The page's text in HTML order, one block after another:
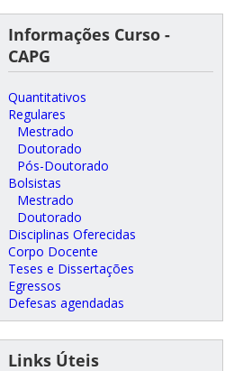
Informações Curso -
CAPG
Quantitativos
Regulares
Mestrado
Doutorado
Pós-Doutorado
Bolsistas
Mestrado
Doutorado
Disciplinas Oferecidas
Corpo Docente
Teses e Dissertações
Egressos
Defesas agendadas
Links Úteis